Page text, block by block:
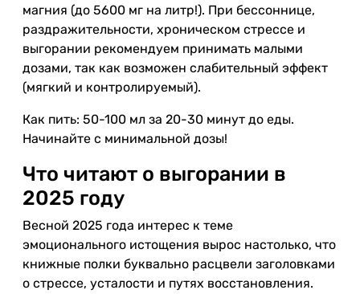
магния (до 5600 мг на литр!). При бессоннице,
раздражительности, хроническом стрессе и
выгорании рекомендуем принимать малыми
дозами, так как возможен слабительный эффект
(мягкий и контролируемый).
Как пить: 50-100 мл за 20-30 минут до еды.
Начинайте с минимальной дозы!
Что читают о выгорании в
2025 году
Весной 2025 года интерес к теме
эмоционального истощения вырос настолько, что
книжные полки буквально расцвели заголовками
о стрессе, усталости и путях восстановления.